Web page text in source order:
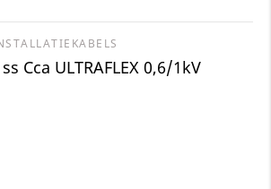
Cca ULTRAFLEX 0,6/1kV